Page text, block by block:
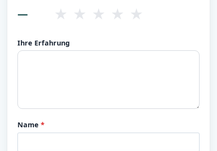
— ★ ★ ★ ★ ★
Ihre Erfahrung
Name*